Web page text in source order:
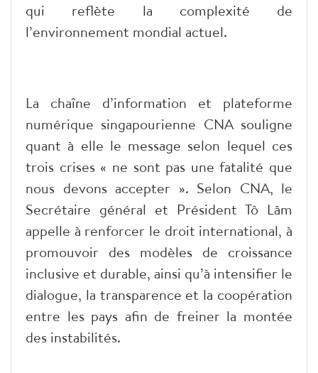
qui reflète la complexité de
l’environnement mondial actuel.
La chaîne d’information et plateforme
numérique singapourienne CNA souligne
quant à elle le message selon lequel ces
trois crises « ne sont pas une fatalité que
nous devons accepter ». Selon CNA, le
Secrétaire général et Président Tô Lâm
appelle à renforcer le droit international, à
promouvoir des modèles de croissance
inclusive et durable, ainsi qu’à intensifier le
dialogue, la transparence et la coopération
entre les pays afin de freiner la montée
des instabilités.